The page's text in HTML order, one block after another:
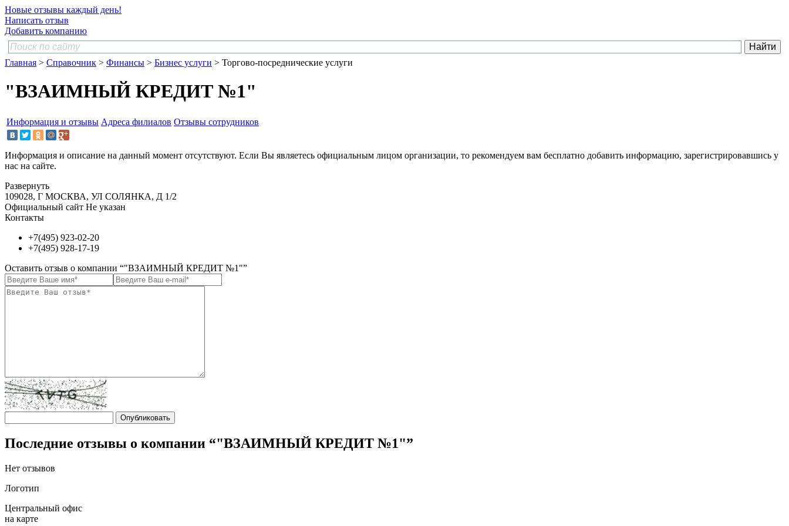
Новые отзывы каждый день!
Написать отзыв
Добавить компанию
Главная > Справочник > Финансы > Бизнес услуги > Торгово-посреднические услуги
"ВЗАИМНЫЙ КРЕДИТ №1"
Информация и отзывы Адреса филиалов Отзывы сотрудников
Информация и описание на данный момент отсутствуют. Если Вы являетесь официальным лицом организации, то рекомендуем вам бесплатно добавить информацию, зарегистрировавшись у
нас на сайте.
Развернуть
109028, Г МОСКВА, УЛ СОЛЯНКА, Д 1/2
Официальный сайт Не указан
Контакты
+7(495) 923-02-20
+7(495) 928-17-19
Оставить отзыв о компании “"ВЗАИМНЫЙ КРЕДИТ №1"”
Последние отзывы о компании “"ВЗАИМНЫЙ КРЕДИТ №1"”
Нет отзывов
Логотип
Центральный офис
на карте